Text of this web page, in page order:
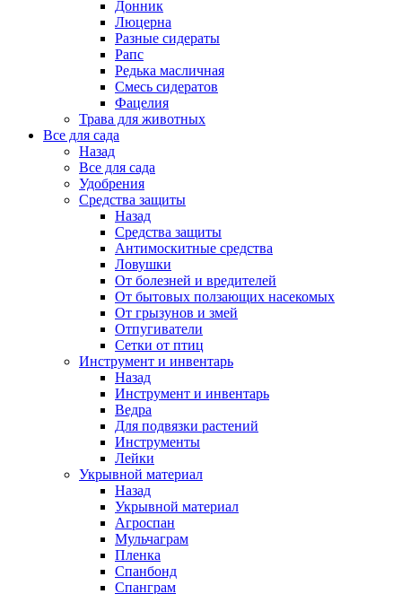
Донник
Люцерна
Разные сидераты
Рапс
Редька масличная
Смесь сидератов
Фацелия
Трава для животных
Все для сада
Назад
Все для сада
Удобрения
Средства защиты
Назад
Средства защиты
Антимоскитные средства
Ловушки
От болезней и вредителей
От бытовых ползающих насекомых
От грызунов и змей
Отпугиватели
Сетки от птиц
Инструмент и инвентарь
Назад
Инструмент и инвентарь
Ведра
Для подвязки растений
Инструменты
Лейки
Укрывной материал
Назад
Укрывной материал
Агроспан
Мульчаграм
Пленка
Спанбонд
Спанграм